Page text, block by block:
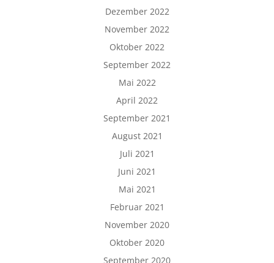
Dezember 2022
November 2022
Oktober 2022
September 2022
Mai 2022
April 2022
September 2021
August 2021
Juli 2021
Juni 2021
Mai 2021
Februar 2021
November 2020
Oktober 2020
September 2020